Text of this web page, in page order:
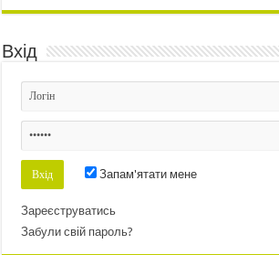
Вхід
Запам'ятати мене
Зареєструватись
Забули свій пароль?